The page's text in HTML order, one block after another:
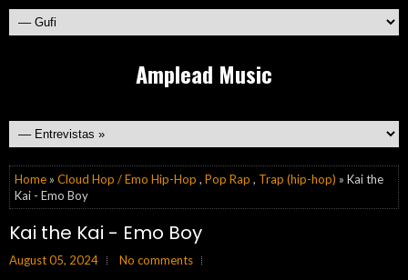
Amplead Music
Home » Cloud Hop / Emo Hip-Hop , Pop Rap , Trap (hip-hop) » Kai the
Kai - Emo Boy
Kai the Kai - Emo Boy
August 05, 2024 No comments